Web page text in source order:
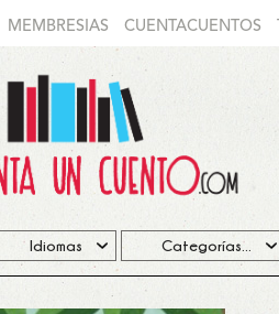
MEMBRESIAS CUENTACUENTOS